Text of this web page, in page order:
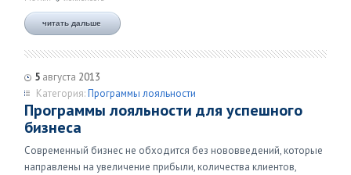
читать дальше
5 августа 2013
Категория:Программы лояльности
Программы лояльности для успешного
бизнеса
Современный бизнес не обходится без нововведений, которые
направлены на увеличение прибыли, количества клиентов,